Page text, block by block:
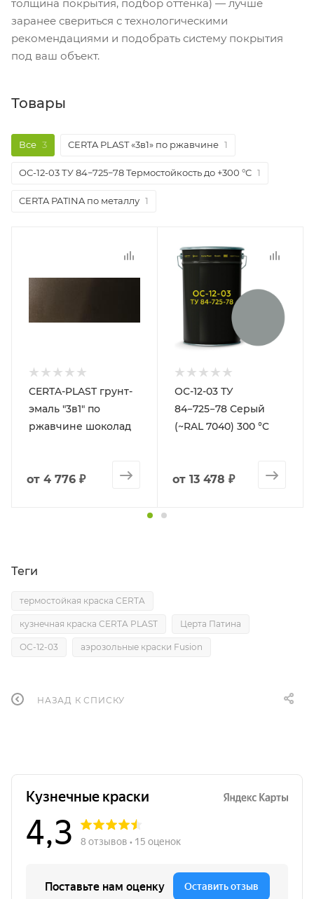
толщина покрытия, подбор оттенка) — лучше
заранее свериться с технологическими
рекомендациями и подобрать систему покрытия
под ваш объект.
Товары
Все 3 CERTA PLAST «3в1» по ржавчине 1
ОС-12-03 ТУ 84−725−78 Термостойкость до +300 °C 1
CERTA PATINA по металлу 1
CERTA-PLAST грунт-
эмаль "3в1" по
ржавчине шоколад
от 4 776 ₽
ОС-12-03 ТУ
84−725−78 Серый
(~RAL 7040) 300 °C
от 13 478 ₽
Теги
термостойкая краска CERTA
кузнечная краска CERTA PLAST Церта Патина
ОС-12-03 аэрозольные краски Fusion
НАЗАД К СПИСКУ